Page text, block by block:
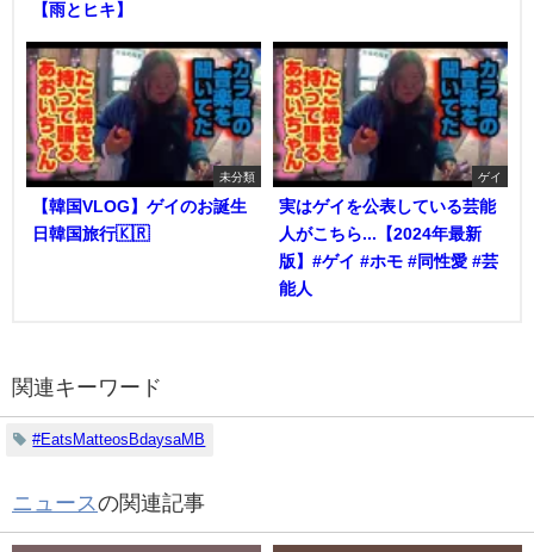
【雨とヒキ】
未分類
【韓国VLOG】ゲイのお誕生
日韓国旅行🇰🇷
ゲイ
実はゲイを公表している芸能
人がこちら...【2024年最新
版】#ゲイ #ホモ #同性愛 #芸
能人
関連キーワード
#EatsMatteosBdaysaMB
ニュースの関連記事